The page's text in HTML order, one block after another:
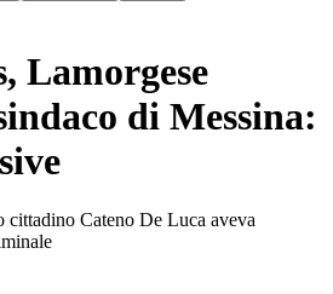
Lamorgese
di Messina:
Cateno De Luca aveva